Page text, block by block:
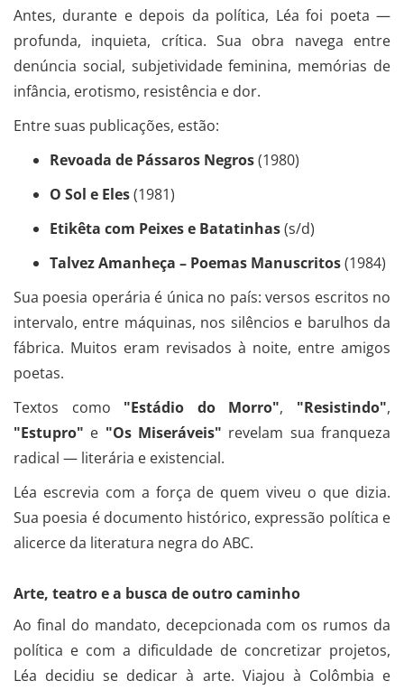
Antes, durante e depois da política, Léa foi poeta —
profunda, inquieta, crítica. Sua obra navega entre
denúncia social, subjetividade feminina, memórias de
infância, erotismo, resistência e dor.
Entre suas publicações, estão:
Revoada de Pássaros Negros(1980)
O Sol e Eles(1981)
Etikêta com Peixes e Batatinhas(s/d)
Talvez Amanheça – Poemas Manuscritos(1984)
Sua poesia operária é única no país: versos escritos no
intervalo, entre máquinas, nos silêncios e barulhos da
fábrica. Muitos eram revisados à noite, entre amigos
poetas.
Textos como "Estádio do Morro", "Resistindo",
"Estupro" e "Os Miseráveis" revelam sua franqueza
radical — literária e existencial.
Léa escrevia com a força de quem viveu o que dizia.
Sua poesia é documento histórico, expressão política e
alicerce da literatura negra do ABC.
Arte, teatro e a busca de outro caminho
Ao final do mandato, decepcionada com os rumos da
política e com a dificuldade de concretizar projetos,
Léa decidiu se dedicar à arte. Viajou à Colômbia e